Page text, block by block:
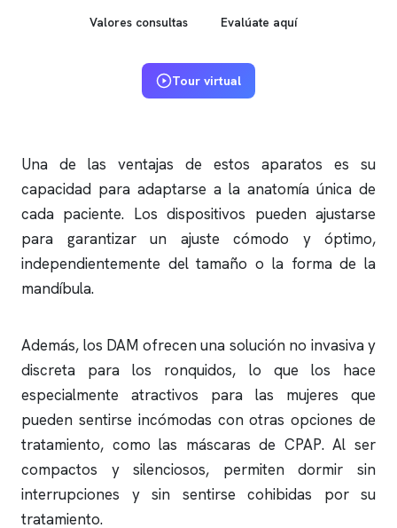
Valores consultas Evalúate aquí
Tour virtual
Una de las ventajas de estos aparatos es su
capacidad para adaptarse a la anatomía única de
cada paciente. Los dispositivos pueden ajustarse
para garantizar un ajuste cómodo y óptimo,
independientemente del tamaño o la forma de la
mandíbula.
Además, los DAM ofrecen una solución no invasiva y
discreta para los ronquidos, lo que los hace
especialmente atractivos para las mujeres que
pueden sentirse incómodas con otras opciones de
tratamiento, como las máscaras de CPAP. Al ser
compactos y silenciosos, permiten dormir sin
interrupciones y sin sentirse cohibidas por su
tratamiento.